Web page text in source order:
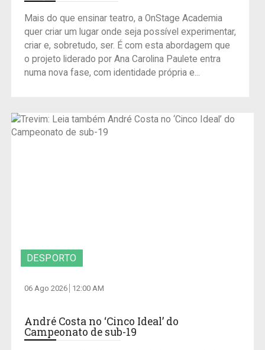
Mais do que ensinar teatro, a OnStage Academia
quer criar um lugar onde seja possível experimentar,
criar e, sobretudo, ser. É com esta abordagem que
o projeto liderado por Ana Carolina Paulete entra
numa nova fase, com identidade própria e...
DESPORTO
06 Ago 2026 12:00 AM
André Costa no ‘Cinco Ideal’ do
Campeonato de sub-19